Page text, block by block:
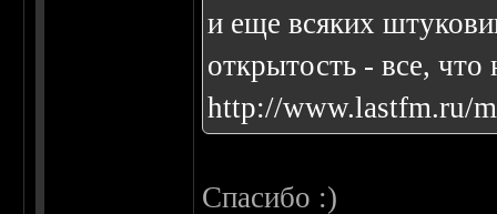
и еще всяких
открытость - все,
http://www.lastfm.ru/
Спасибо :)